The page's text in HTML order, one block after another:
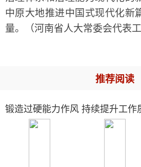
中原大地推进中国式现代化新
量。（河南省人大常委会代表
推荐阅读
锻造过硬能力作风 持续提升工作